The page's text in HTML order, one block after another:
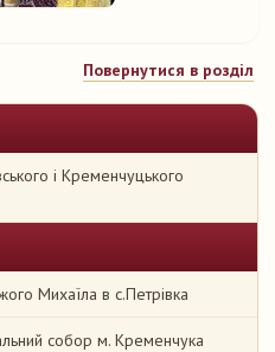
і Кременчуцького
Михаїла в с.Петрівка
собор м. Кременчука
Повернутися в розділ